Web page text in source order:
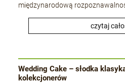
międzynarodową
czytaj
Wedding Cake – słodka
kolekcjonerów